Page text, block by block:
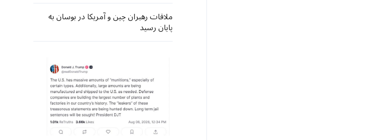
ملاقات رهبران چین و آمریکا در بوسان به
پایان رسید